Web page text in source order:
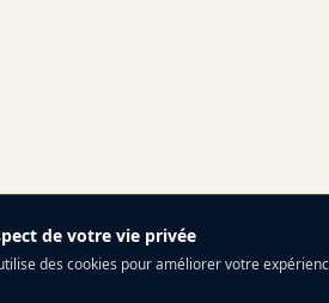
de votre vie privée
des cookies pour améliorer votre